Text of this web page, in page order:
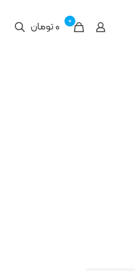
0 0 تومان